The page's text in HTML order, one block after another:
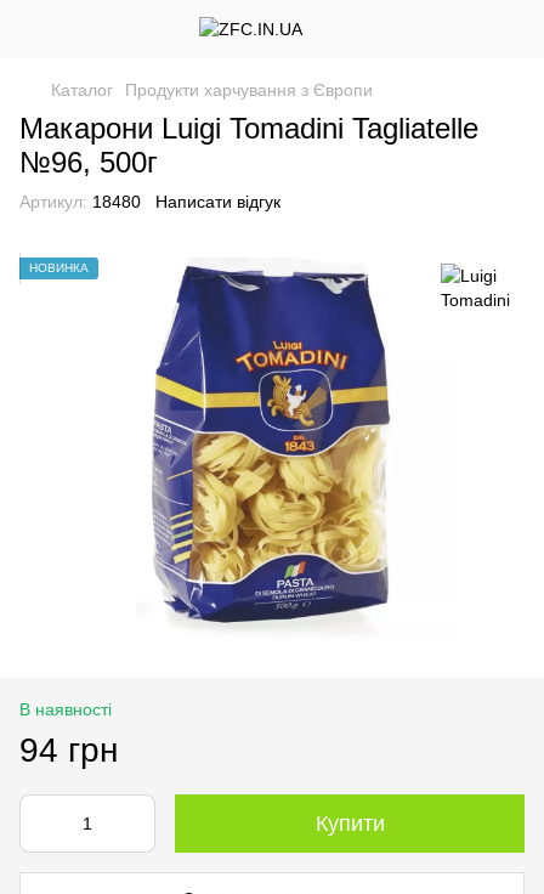
Каталог Продукти харчування з Європи
Макарони Luigi Tomadini Tagliatelle
№96, 500г
Артикул: 18480 Написати відгук
НОВИНКА
В наявності
94 грн
Купити